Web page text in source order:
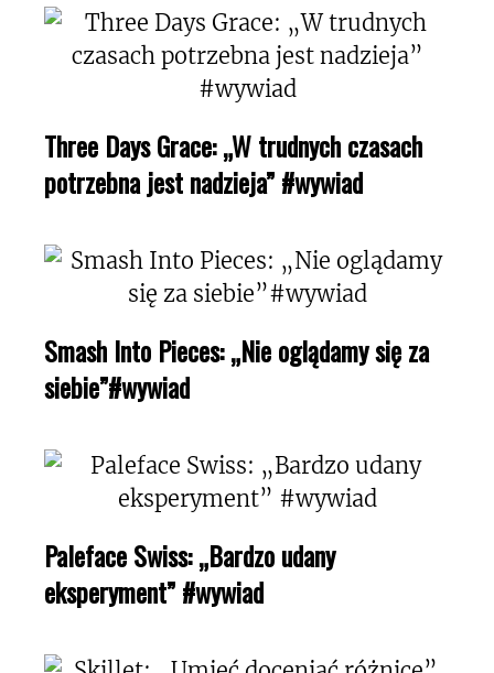
Three Days Grace: „W trudnych czasach
potrzebna jest nadzieja” #wywiad
Smash Into Pieces: „Nie oglądamy się za
siebie”#wywiad
Paleface Swiss: „Bardzo udany
eksperyment” #wywiad